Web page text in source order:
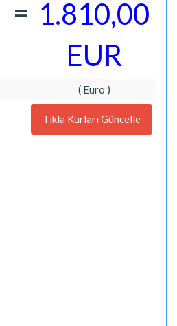
= 1.810,00
EUR
( Euro )
Tıkla Kurları Güncelle